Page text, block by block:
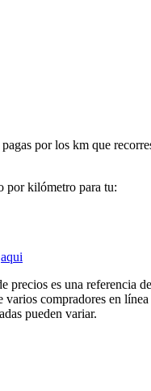
por los km que
por kilómetro para tu:
aqui
precios es una referencia
varios compradores en
pueden variar.